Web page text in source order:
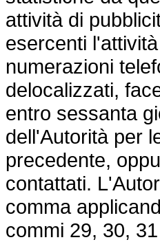
attività di
esercenti
numerazioni
delocalizzati,
entro sessanta
dell'Autorità per
precedente,
contattati.
comma
commi 29, 30,